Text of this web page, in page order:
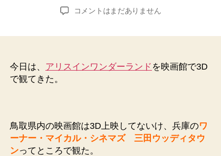
稿
者
稿
日
3D
ス
ー
ラ
ン
コメントはまだありません
今日は、 アリスインワンダーランド を映画館で3D
で観てきた。
鳥取県内の映画館は3D上映してないけ、兵庫のワ
ーナー・マイカル・シネマズ三田ウッディタウ
ンってところで観た。